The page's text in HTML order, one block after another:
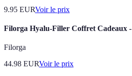
9.95 EURVoir le prix
Filorga Hyalu-Filler Coffret Cadeaux -
Filorga
44.98 EURVoir le prix